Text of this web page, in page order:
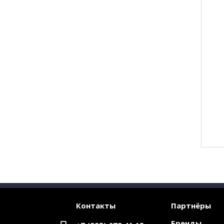
Контакты
Партнёры